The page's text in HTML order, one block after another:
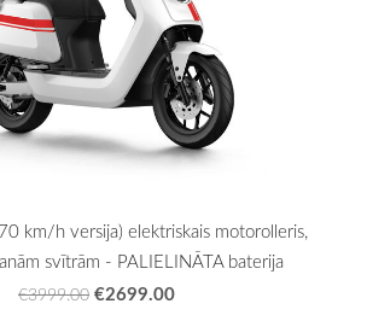
km/h versija) elektriskais motorolleris,
svītrām - PALIELINĀTA baterija
€3999.00 €2699.00